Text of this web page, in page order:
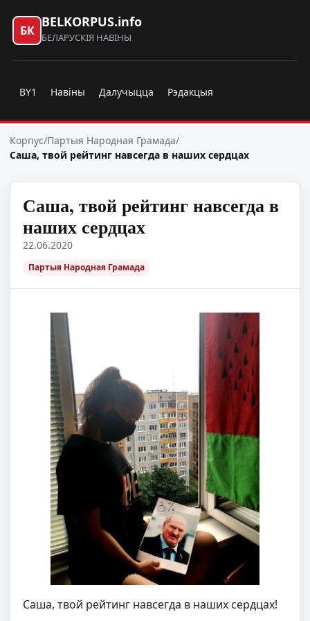
БК
BELKORPUS.info
БЕЛАРУСКІЯ НАВІНЫ
BY1 Навіны Далучыцца Рэдакцыя
Корпус/Партыя Народная Грамада/
Саша, твой рейтинг навсегда в наших сердцах
Саша, твой рейтинг навсегда в
наших сердцах
22.06.2020
Партыя Народная Грамада
Саша, твой рейтинг навсегда в наших сердцах!